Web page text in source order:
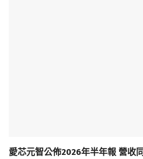
愛芯元智公佈2026年半年報 營收